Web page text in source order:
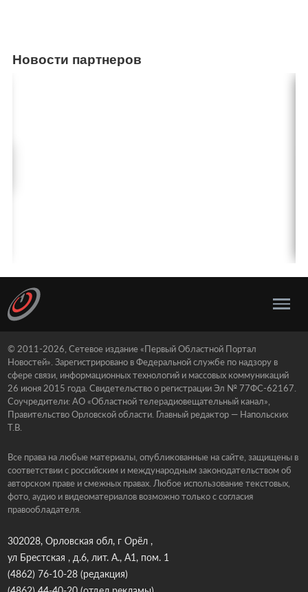
Новости партнеров
© 2011-2026, Сетевое издание «Первый Областной Портал
Новостей». Зарегистрировано в Федеральной службе по надзору в
сфере связи, информационных технологий и массовых коммуникаций
26 июня 2015 года. Свидетельство о регистрации Эл № 77ФС-62167.
Соучредители: АО «Областной телерадиовещательный канал»,
Правительство Орловской области. Главный редактор — Напольских
Т.В.
Все права на любые материалы, опубликованные на сайте, защищены в
соответствии с российским и международным законодательством об
авторском праве и смежных правах. Любое использование текстовых,
фото, аудио и видеоматериалов возможно только с согласия
правообладателя.
302028, Орловская обл, г Орёл ,
ул Брестская , д.6, лит. А., А1, пом. 1
(4862) 76-10-28(редакция)